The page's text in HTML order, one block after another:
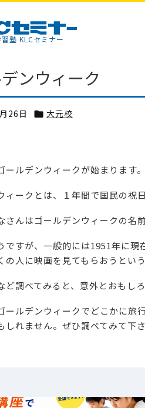
塾 KLCセミナー
ンウィーク
26日  大元校
ールデンウィークが始まります。
ィークとは、１年間で国民の祝
さんはゴールデンウィークの名
ですが、一般的には1951年に
の人に映画を見てもらおうとい
ど調べてみると、意外とおもし
ールデンウィークでどこかに旅
しれません。ぜひ調べてみて下さ